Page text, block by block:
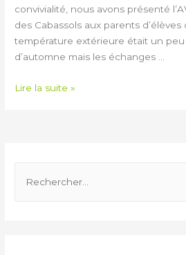
convivialité, nous avons présenté
des Cabassols aux parents d’élèves
température extérieure était un
d’automne mais les échanges …
Lire la suite »